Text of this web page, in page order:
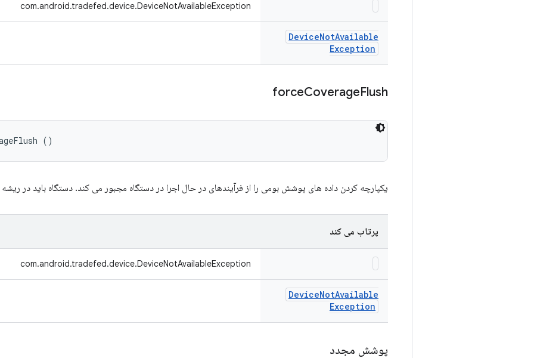
com.android.tradefed.device.DeviceNotAvailableException
DeviceNotAvailable
Exception
forceCoverageFlush
()
یکپارچه کردن داده های پوشش بومی را از فرآیندهای در حال اجرا در دستگاه مجبور می کند. دستگاه باید در ریشه adb باشد.
پرتاب می کند
com.android.tradefed.device.DeviceNotAvailableException
DeviceNotAvailable
Exception
پوشش مجدد